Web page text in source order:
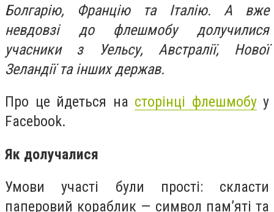
Болгарію, Францію та Італію. А вже
невдовзі до флешмобу долучилися
учасники з Уельсу, Австралії, Нової
Зеландії та інших держав.
Про це йдеться на сторінці флешмобуу
Facebook.
Як долучалися
Умови участі були прості: скласти
паперовий кораблик — символ пам’яті та